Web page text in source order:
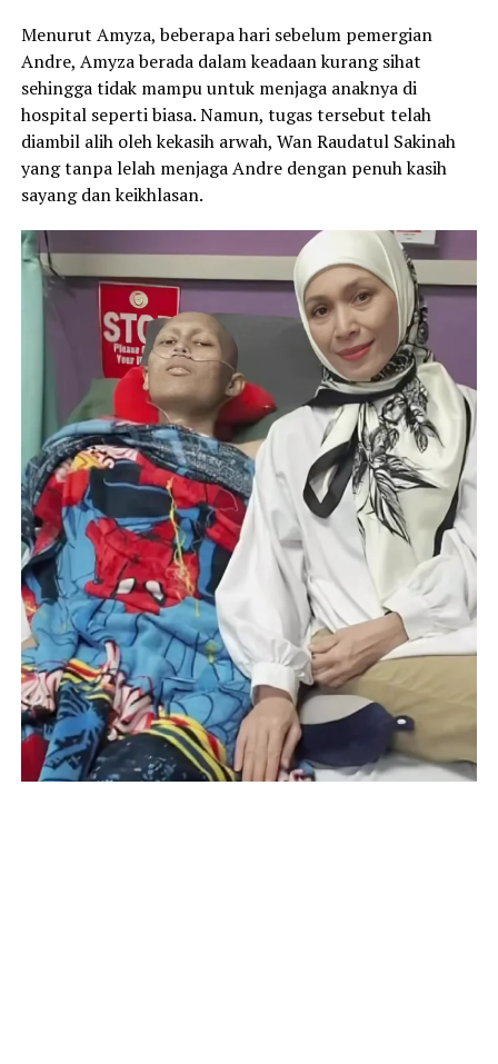
Menurut Amyza, beberapa hari sebelum pemergian
Andre, Amyza berada dalam keadaan kurang sihat
sehingga tidak mampu untuk menjaga anaknya di
hospital seperti biasa. Namun, tugas tersebut telah
diambil alih oleh kekasih arwah, Wan Raudatul Sakinah
yang tanpa lelah menjaga Andre dengan penuh kasih
sayang dan keikhlasan.